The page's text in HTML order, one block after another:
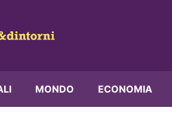
MONDO ECONOMIA